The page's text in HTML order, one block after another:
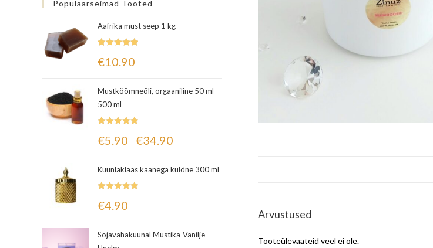
Arvustused
Tooteülevaateid veel ei ole.
Populaarseimad Tooted
Aafrika must seep 1 kg
5.00/ 5
€10.90
Mustköömneõli, orgaaniline 50 ml-
500 ml
5.00 / 5
€5.90 –€34.90
Küünlaklaas kaanega kuldne 300 ml
5.00/ 5
€4.90
Sojavahaküünal Mustika-Vanilje